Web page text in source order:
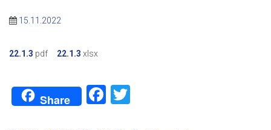
15.11.2022
22.1.3 pdf 22.1.3 xlsx
Share Facebook